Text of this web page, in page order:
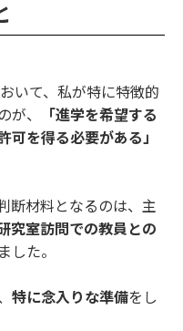
いて、私が特に特徴的
が、
「進学を希望する
可を得る必要がある」
断材料となるのは、主
究室訪問での教員との
した。
特に念入りな準備をし